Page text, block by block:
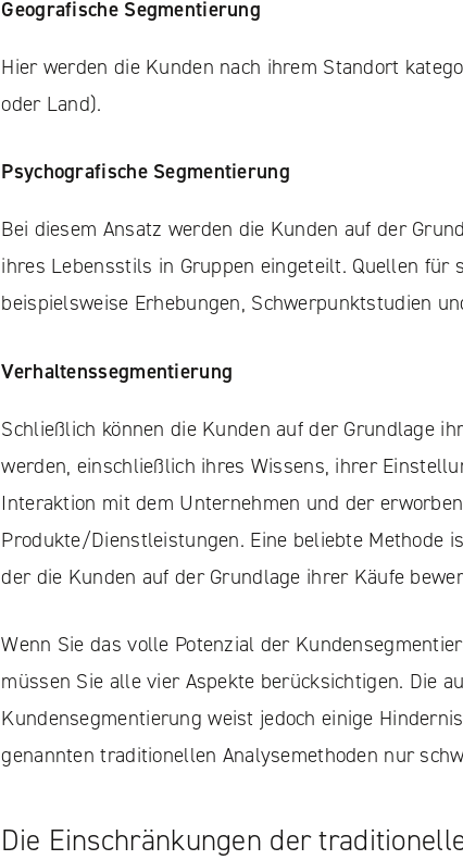
Geografische Segmentierung
Hier werden die Kunden nach ihrem Standort
oder Land).
Psychografische Segmentierung
Bei diesem Ansatz werden die Kunden auf der
ihres Lebensstils in Gruppen eingeteilt. Quellen für
beispielsweise Erhebungen, Schwerpunktstudien
Verhaltenssegmentierung
Schließlich können die Kunden auf der Grundlage
werden, einschließlich ihres Wissens, ihrer
Interaktion mit dem Unternehmen und der
Produkte/Dienstleistungen. Eine beliebte Methode
der die Kunden auf der Grundlage ihrer Käufe
Wenn Sie das volle Potenzial der
müssen Sie alle vier Aspekte berücksichtigen. Die
Kundensegmentierung weist jedoch einige
genannten traditionellen Analysemethoden nur
Die Einschränkungen der